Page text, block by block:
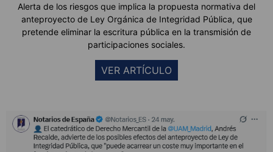
Alerta de los riesgos que implica la propuesta normativa del
anteproyecto de Ley Orgánica de Integridad Pública, que
pretende eliminar la escritura pública en la transmisión de
participaciones sociales.
VER ARTÍCULO